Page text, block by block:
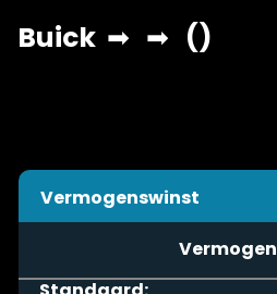
Vermogenswinst
Vermogen